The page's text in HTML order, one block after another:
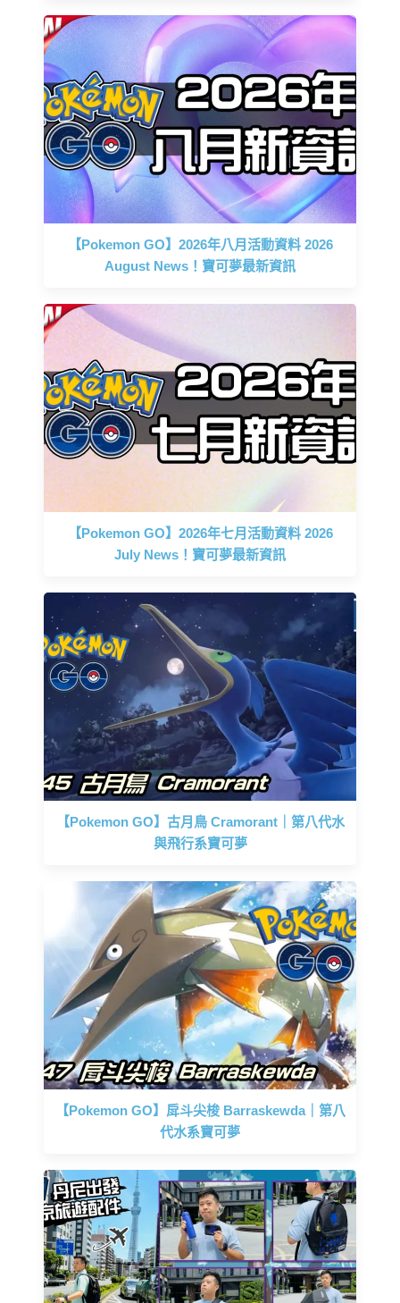
【Pokemon GO】2026年八月活動資料 2026
August News！寶可夢最新資訊
【Pokemon GO】2026年七月活動資料 2026
July News！寶可夢最新資訊
【Pokemon GO】古月鳥 Cramorant｜第八代水
與飛行系寶可夢
【Pokemon GO】戽斗尖梭 Barraskewda｜第八
代水系寶可夢